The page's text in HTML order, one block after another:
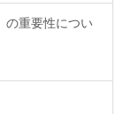
の重要性につい